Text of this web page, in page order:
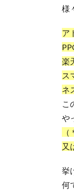
様
ア
楽
ス
ネ
こ
や
又
挙
何